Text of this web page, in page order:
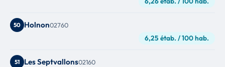
50 Holnon02760
6,25 étab. / 100 hab.
51 Les Septvallons02160